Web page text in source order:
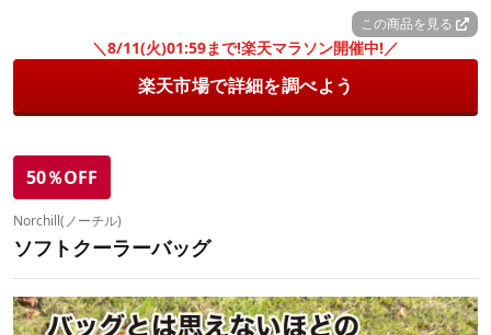
この商品を見る
＼8/11(火)01:59まで!楽天マラソン開催中!／
楽天市場で詳細を調べよう
50％OFF
Norchill(ノーチル)
ソフトクーラーバッグ